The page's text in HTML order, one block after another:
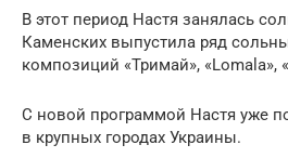
В этот период Настя занялась
Каменских выпустила ряд
композиций «Тримай», «Lomala»,
С новой программой Настя уже
в крупных городах Украины.